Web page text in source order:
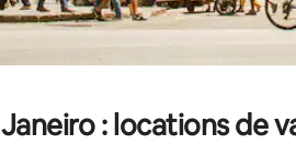
: locations de